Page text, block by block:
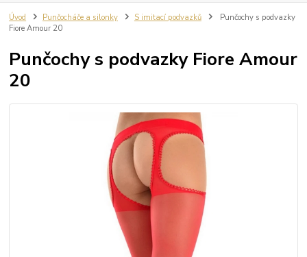
Úvod Punčocháče a silonky S imitací podvazků
Punčochy s podvazky
Fiore Amour 20
Punčochy s podvazky Fiore Amour
20